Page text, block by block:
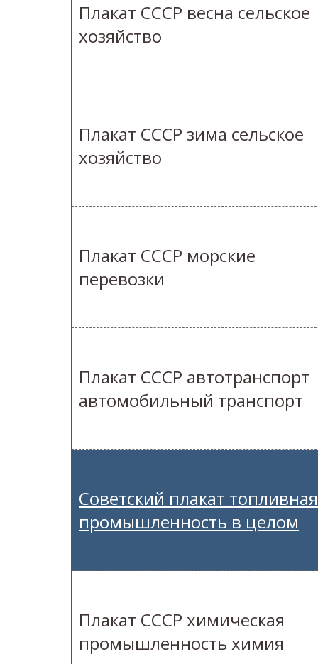
Плакат СССР весна сельское
хозяйство
Плакат СССР зима сельское
хозяйство
Плакат СССР морские
перевозки
Плакат СССР автотранспорт
автомобильный транспорт
Советский плакат топливная
промышленность в целом
Плакат СССР химическая
промышленность химия